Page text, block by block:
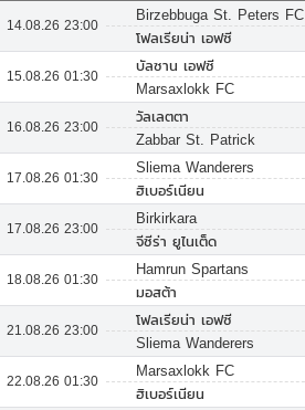
14.08.26 23:00
Birzebbuga St. Peters FC
โฟลเรียน่า เอฟซี
15.08.26 01:30
บัลซาน เอฟซี
Marsaxlokk FC
16.08.26 23:00
วัลเลตตา
Zabbar St. Patrick
17.08.26 01:30
Sliema Wanderers
ฮิเบอร์เนียน
17.08.26 23:00
Birkirkara
จีซีร่า ยูไนเต็ด
18.08.26 01:30
Hamrun Spartans
มอสต้า
21.08.26 23:00
โฟลเรียน่า เอฟซี
Sliema Wanderers
22.08.26 01:30
Marsaxlokk FC
ฮิเบอร์เนียน